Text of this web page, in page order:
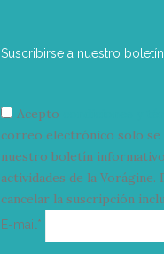
Suscribirse a nuestro
Acepto
correo electrónico solo se
nuestro boletín
actividades de la Vorágine.
cancelar la suscripción
E-mail*
electrónico